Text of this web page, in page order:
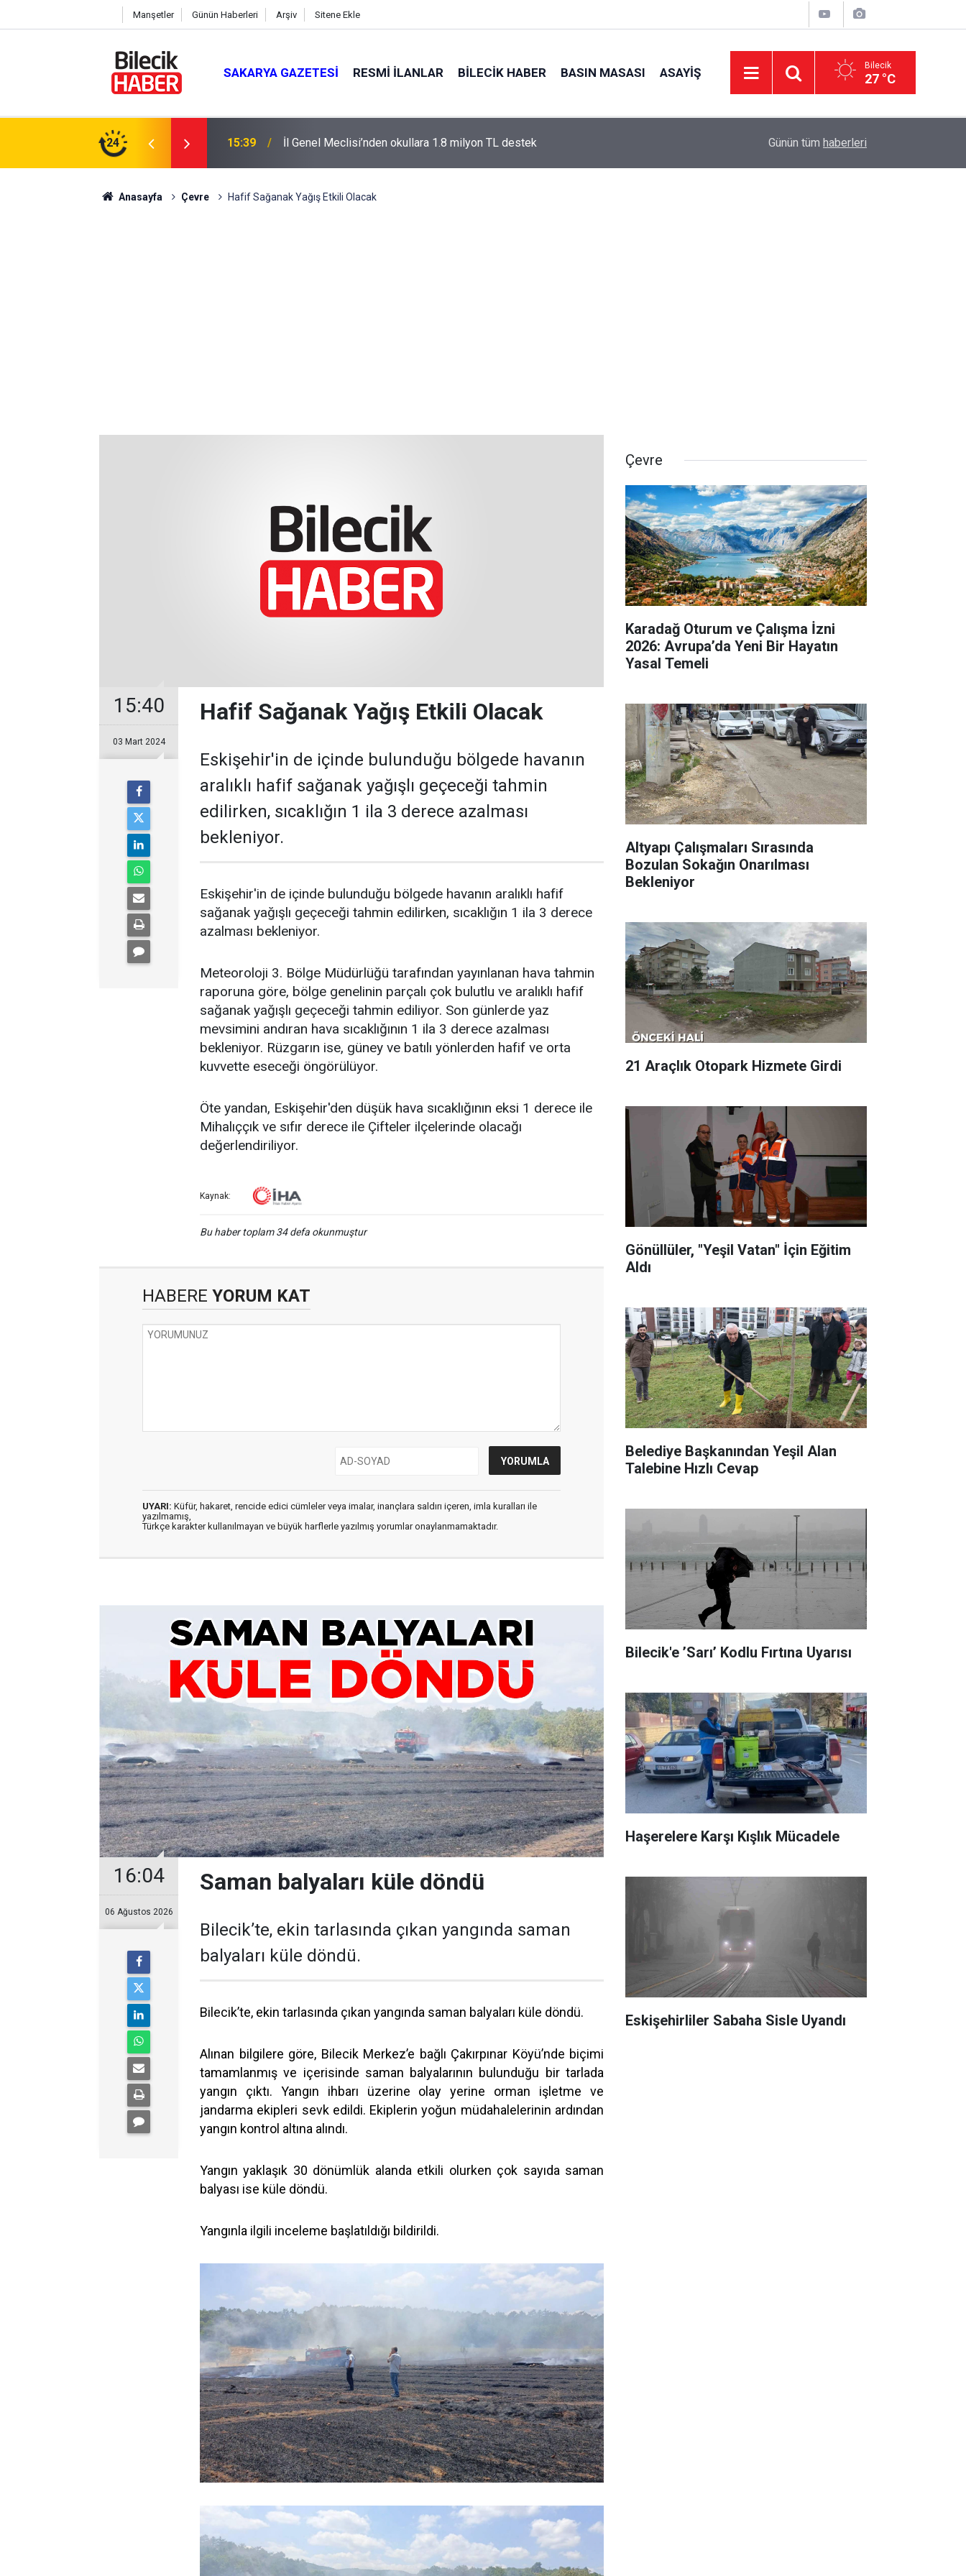
Manşetler Günün Haberleri Arşiv Sitene Ekle
SAKARYA GAZETESI RESMI İLANLAR BILECIK HABER BASIN MASASI ASAYIŞ Bilecik
27 °C
24 15:39 İl Genel Meclisi’nden okullara 1.8 milyon TL destek OEDAŞ Türkiye’yi temsil edecek
Günün tüm haberleri
Anasayfa Çevre Hafif Sağanak Yağış Etkili Olacak
15:40
03 Mart 2024
Hafif Sağanak Yağış Etkili Olacak
Eskişehir'in de içinde bulunduğu bölgede havanın
aralıklı hafif sağanak yağışlı geçeceği tahmin
edilirken, sıcaklığın 1 ila 3 derece azalması
bekleniyor.
Eskişehir'in de içinde bulunduğu bölgede havanın aralıklı hafif
sağanak yağışlı geçeceği tahmin edilirken, sıcaklığın 1 ila 3 derece
azalması bekleniyor.
Meteoroloji 3. Bölge Müdürlüğü tarafından yayınlanan hava tahmin
raporuna göre, bölge genelinin parçalı çok bulutlu ve aralıklı hafif
sağanak yağışlı geçeceği tahmin ediliyor. Son günlerde yaz
mevsimini andıran hava sıcaklığının 1 ila 3 derece azalması
bekleniyor. Rüzgarın ise, güney ve batılı yönlerden hafif ve orta
kuvvette eseceği öngörülüyor.
Öte yandan, Eskişehir'den düşük hava sıcaklığının eksi 1 derece ile
Mihalıççık ve sıfır derece ile Çifteler ilçelerinde olacağı
değerlendiriliyor.
Kaynak:
Bu haber toplam 34 defa okunmuştur
HABERE YORUM KAT
UYARI: Küfür, hakaret, rencide edici cümleler veya imalar, inançlara saldırı içeren, imla kuralları ile
yazılmamış,
Türkçe karakter kullanılmayan ve büyük harflerle yazılmış yorumlar onaylanmamaktadır.
16:04
06 Ağustos 2026
Saman balyaları küle döndü
Bilecik’te, ekin tarlasında çıkan yangında saman
balyaları küle döndü.
Bilecik’te, ekin tarlasında çıkan yangında saman balyaları küle döndü.
Alınan bilgilere göre, Bilecik Merkez’e bağlı Çakırpınar Köyü’nde biçimi
tamamlanmış ve içerisinde saman balyalarının bulunduğu bir tarlada
yangın çıktı. Yangın ihbarı üzerine olay yerine orman işletme ve
jandarma ekipleri sevk edildi. Ekiplerin yoğun müdahalelerinin ardından
yangın kontrol altına alındı.
Yangın yaklaşık 30 dönümlük alanda etkili olurken çok sayıda saman
balyası ise küle döndü.
Yangınla ilgili inceleme başlatıldığı bildirildi.
Çevre
Karadağ Oturum ve Çalışma İzni
2026: Avrupa’da Yeni Bir Hayatın
Yasal Temeli
Altyapı Çalışmaları Sırasında
Bozulan Sokağın Onarılması
Bekleniyor
21 Araçlık Otopark Hizmete Girdi
Gönüllüler, "Yeşil Vatan" İçin Eğitim
Aldı
Belediye Başkanından Yeşil Alan
Talebine Hızlı Cevap
Bilecik'e ’Sarı’ Kodlu Fırtına Uyarısı
Haşerelere Karşı Kışlık Mücadele
Eskişehirliler Sabaha Sisle Uyandı